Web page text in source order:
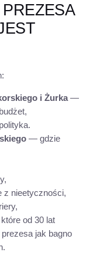
i Żurka—
— gdzie
z nieetyczności,
od 30 lat
jak bagno